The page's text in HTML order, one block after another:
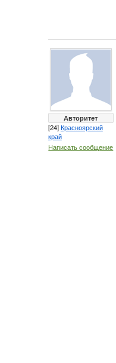
Авторитет
[24]Красноярский
край
Написать сообщение